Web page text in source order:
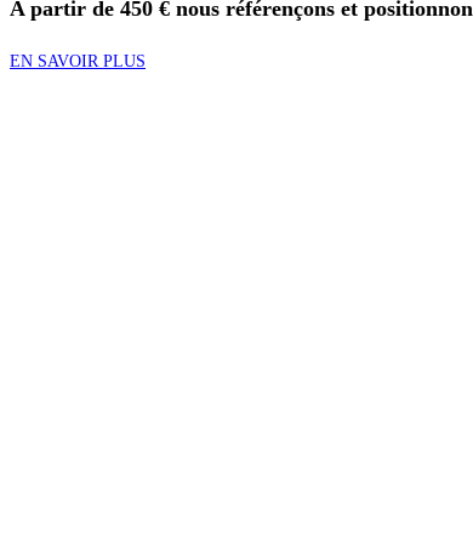
A partir de 450 € nous référençons et
EN SAVOIR PLUS